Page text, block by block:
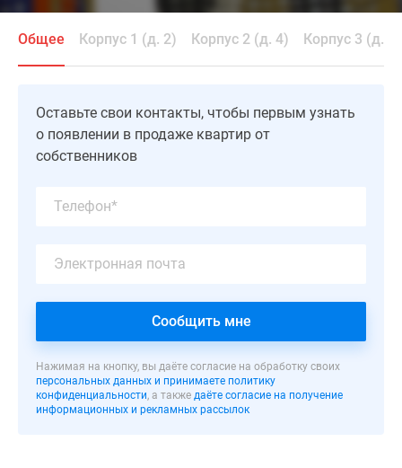
девелопера
«Крост».
семь
высотных
новостроек,
технологии
Красногорск
области.
Дизайн
Общее Корпус 1 (д. 2) Корпус 2 (д. 4) Корпус 3 (д. 6)
Оставьте свои контакты, чтобы первым узнать
о появлении в продаже квартир от
собственников
Сообщить мне
Нажимая на кнопку, вы даёте согласие на обработку своих
персональных данных и принимаете политику
конфиденциальности, а также даёте согласие на получение
информационных и рекламных рассылок